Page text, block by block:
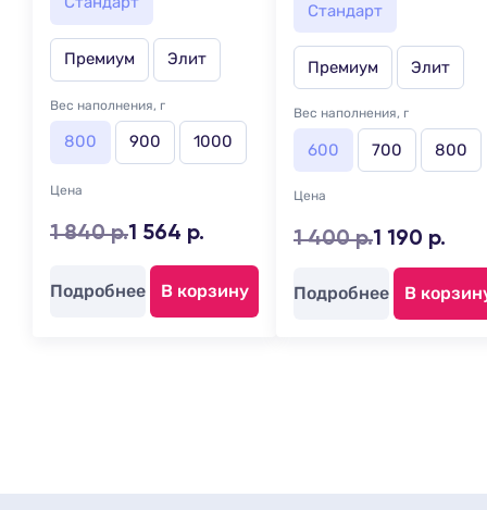
Премиум Элит
Вес наполнения, г
800 900 1000
Цена
1 840 р.1 564 р.
Подробнее В корзину
Стандарт
Премиум Элит
Вес наполнения, г
600 700 800
Цена
1 400 р.1 190 р.
Подробнее В